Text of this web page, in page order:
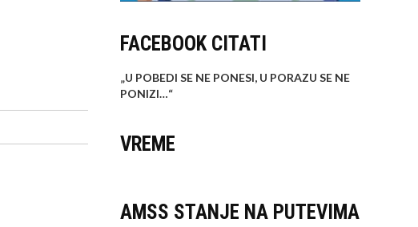
FACEBOOK CITATI
„U POBEDI SE NE PONESI, U PORAZU SE NE
PONIZI…“
VREME
AMSS STANJE NA PUTEVIMA